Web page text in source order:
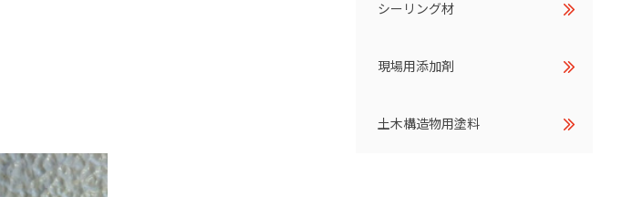
シーリング材
現場用添加剤
土木構造物用塗料